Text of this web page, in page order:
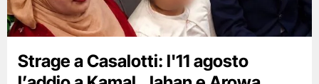
Strage a Casalotti: l'11 agosto